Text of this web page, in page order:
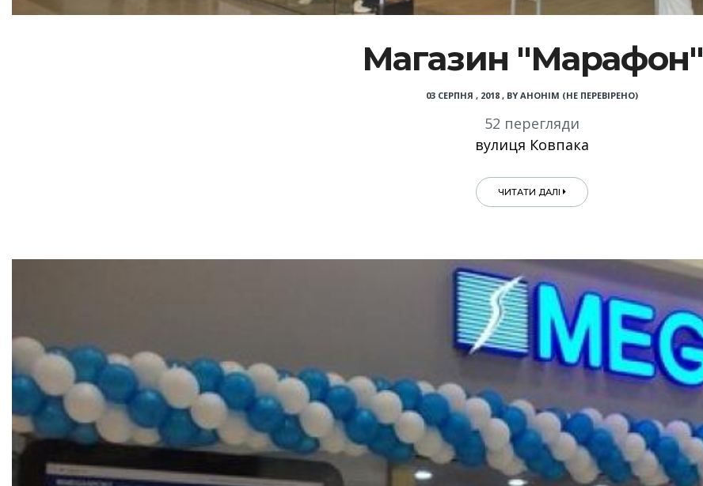
Магазин "Марафон"
03 СЕРПНЯ , 2018 , BY АНОНІМ (НЕ ПЕРЕВІРЕНО)
52 перегляди
вулиця Ковпака
ЧИТАТИ ДАЛІ